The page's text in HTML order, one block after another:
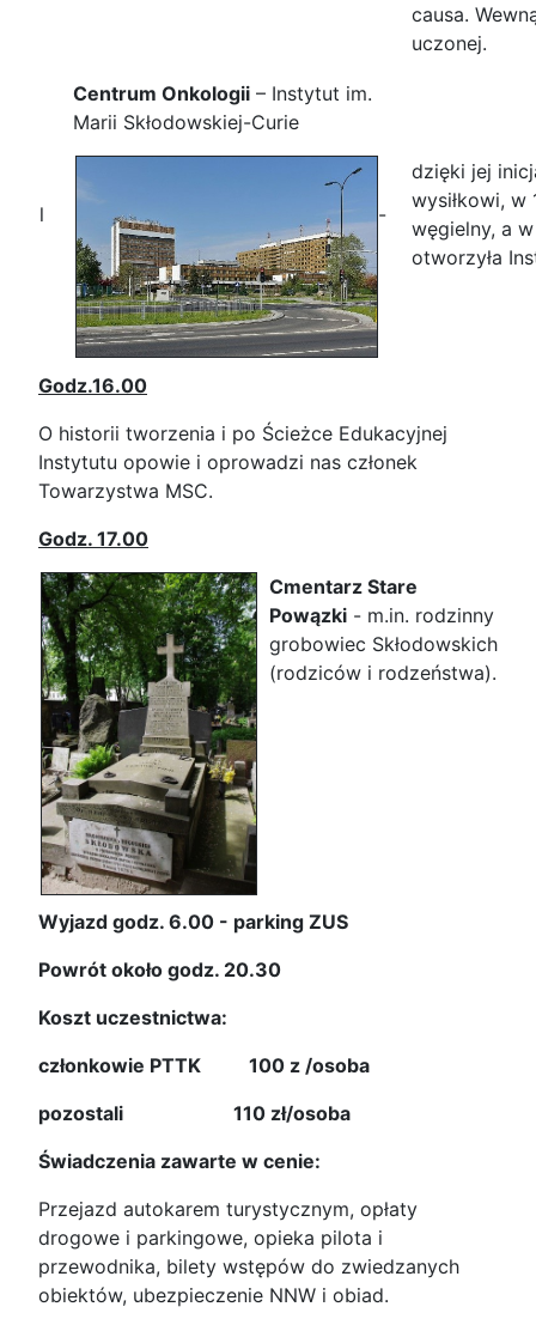
causa.
uczonej.
l
Centrum Onkologii – Instytut im.
Marii Skłodowskiej-Curie
-
dzięki jej
wysiłkowi, w
węgielny, a
otworzyła
Godz.16.00
O historii tworzenia i po Ścieżce Edukacyjnej
Instytutu opowie i oprowadzi nas członek
Towarzystwa MSC.
Godz. 17.00
Cmentarz Stare
Powązki - m.in. rodzinny
grobowiec Skłodowskich
(rodziców i rodzeństwa).
Wyjazd godz. 6.00 - parking ZUS
Powrót około godz. 20.30
Koszt uczestnictwa:
członkowie PTTK 100 z /osoba
pozostali 110 zł/osoba
Świadczenia zawarte w cenie:
Przejazd autokarem turystycznym, opłaty
drogowe i parkingowe, opieka pilota i
przewodnika, bilety wstępów do zwiedzanych
obiektów, ubezpieczenie NNW i obiad.